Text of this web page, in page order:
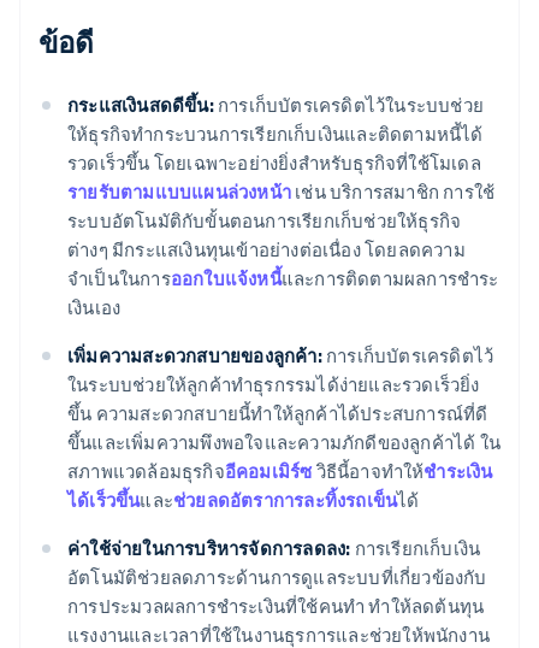
ข้อดี
กระแสเงินสดดีขึ้น:การเก็บบัตรเครดิตไว้ในระบบช่วย
ให้ธุรกิจทำกระบวนการเรียกเก็บเงินและติดตามหนี้ได้
รวดเร็วขึ้น โดยเฉพาะอย่างยิ่งสำหรับธุรกิจที่ใช้โมเดล
รายรับตามแบบแผนล่วงหน้า เช่น บริการสมาชิก การใช้
ระบบอัตโนมัติกับขั้นตอนการเรียกเก็บช่วยให้ธุรกิจ
ต่างๆ มีกระแสเงินทุนเข้าอย่างต่อเนื่อง โดยลดความ
จำเป็นในการออกใบแจ้งหนี้และการติดตามผลการชำระ
เงินเอง
เพิ่มความสะดวกสบายของลูกค้า:การเก็บบัตรเครดิตไว้
ในระบบช่วยให้ลูกค้าทำธุรกรรมได้ง่ายและรวดเร็วยิ่ง
ขึ้น ความสะดวกสบายนี้ทำให้ลูกค้าได้ประสบการณ์ที่ดี
ขึ้นและเพิ่มความพึงพอใจและความภักดีของลูกค้าได้ ใน
สภาพแวดล้อมธุรกิจอีคอมเมิร์ซวิธีนี้อาจทำให้ชำระเงิน
ได้เร็วขึ้นและช่วยลดอัตราการละทิ้งรถเข็นได้
ค่าใช้จ่ายในการบริหารจัดการลดลง: การเรียกเก็บเงิน
อัตโนมัติช่วยลดภาระด้านการดูแลระบบที่เกี่ยวข้องกับ
การประมวลผลการชำระเงินที่ใช้คนทำ ทำให้ลดต้นทุน
แรงงานและเวลาที่ใช้ในงานธุรการและช่วยให้พนักงาน